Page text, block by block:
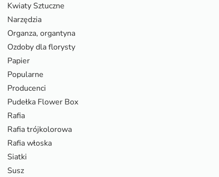
Kwiaty Sztuczne
Narzędzia
Organza, organtyna
Ozdoby dla florysty
Papier
Popularne
Producenci
Pudełka Flower Box
Rafia
Rafia trójkolorowa
Rafia włoska
Siatki
Susz